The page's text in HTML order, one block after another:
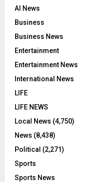
AI News
Business
Business News
Entertainment
Entertainment News
International News
LIFE
LIFE NEWS
Local News (4,750)
News (8,438)
Political (2,271)
Sports
Sports News